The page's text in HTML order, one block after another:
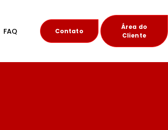
FAQ Contato
Área do
Cliente